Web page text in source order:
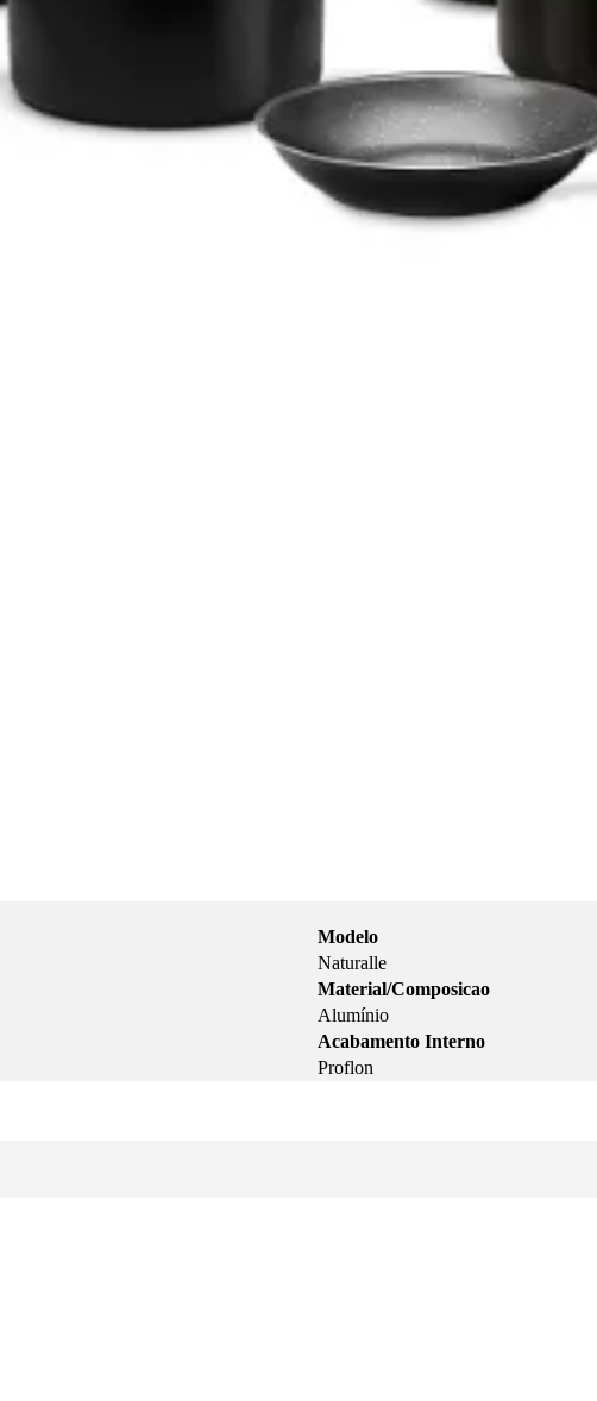
Modelo
Naturalle
Material/Composicao
Alumínio
Acabamento Interno
Proflon